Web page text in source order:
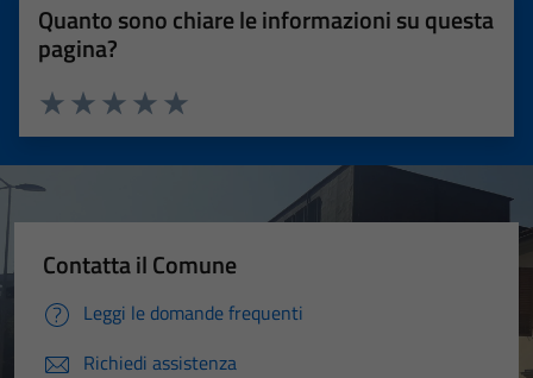
Quanto sono chiare le informazioni su questa
pagina?
Valuta 5 stelle su 5
Valuta 4 stelle su 5
Valuta 3 stelle su 5
Valuta 2 stelle su 5
Valuta 1 stelle su 5
Contatta il Comune
Leggi le domande frequenti
Richiedi assistenza